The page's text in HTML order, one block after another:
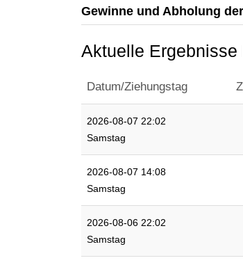
Gewinne und Abholung
Aktuelle Ergebnisse
Datum/Ziehungstag
2026-08-07 22:02
Samstag
2026-08-07 14:08
Samstag
2026-08-06 22:02
Samstag